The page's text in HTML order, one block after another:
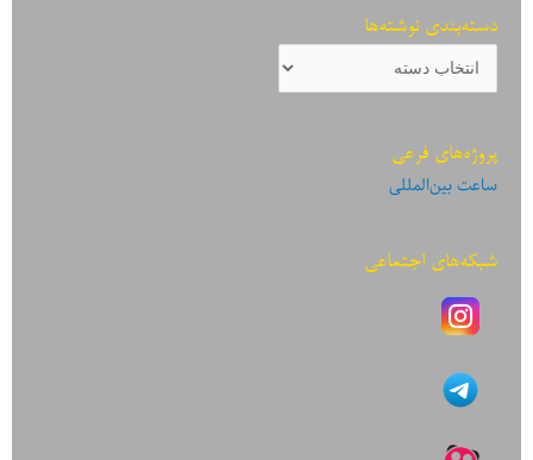
دسته‌بندی نوشته‌ها
دسته‌بندی
نوشته‌ها
پروژه‌های فرعی
ساعت بین‌المللی
شبکه‌های اجتماعی